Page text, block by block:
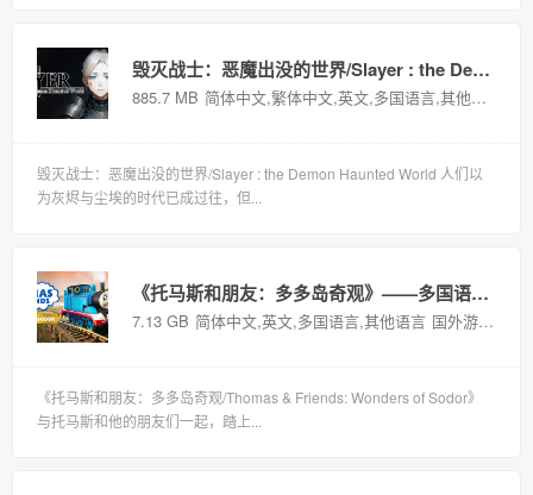
毁灭战士：恶魔出没的世界/Slayer : the Demon Haunted World——v1.0.0多国语言（含简体中文）免安装解压即玩版
885.7 MB 简体中文,繁体中文,英文,多国语言,其他语言
毁灭战士：恶魔出没的世界/Slayer : the Demon Haunted World 人们以
为灰烬与尘埃的时代已成过往，但...
《托马斯和朋友：多多岛奇观》——多国语言（含简体中文）免安装解压即玩版
7.13 GB 简体中文,英文,多国语言,其他语言 国外游戏
《托马斯和朋友：多多岛奇观/Thomas & Friends: Wonders of Sodor》
与托马斯和他的朋友们一起，踏上...